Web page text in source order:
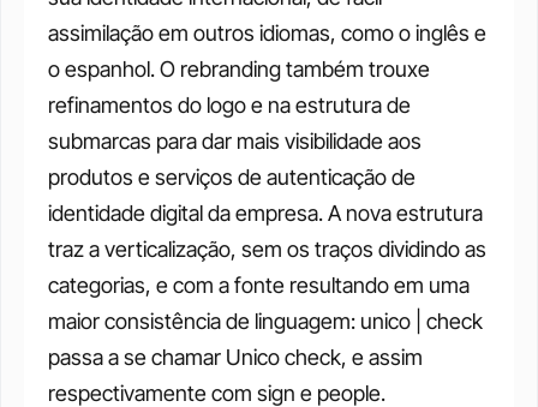
assimilação em outros idiomas, como o inglês e
o espanhol. O rebranding também trouxe
refinamentos do logo e na estrutura de
submarcas para dar mais visibilidade aos
produtos e serviços de autenticação de
identidade digital da empresa. A nova estrutura
traz a verticalização, sem os traços dividindo as
categorias, e com a fonte resultando em uma
maior consistência de linguagem: unico | check
passa a se chamar Unico check, e assim
respectivamente com sign e people.